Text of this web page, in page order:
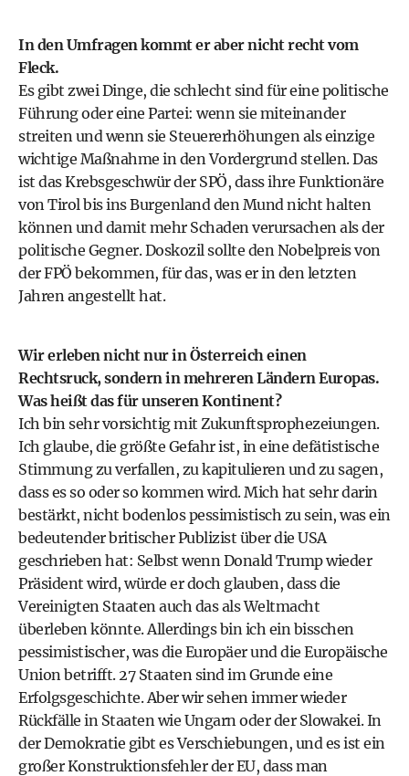
In den Umfragen kommt er aber nicht recht vom
Fleck.
Es gibt zwei Dinge, die schlecht sind für eine politische
Führung oder eine Partei: wenn sie miteinander
streiten und wenn sie Steuererhöhungen als einzige
wichtige Maßnahme in den Vordergrund stellen. Das
ist das Krebsgeschwür der SPÖ, dass ihre Funktionäre
von Tirol bis ins Burgenland den Mund nicht halten
können und damit mehr Schaden verursachen als der
politische Gegner. Doskozil sollte den Nobelpreis von
der FPÖ bekommen, für das, was er in den letzten
Jahren angestellt hat.
Wir erleben nicht nur in Österreich einen
Rechtsruck, sondern in mehreren Ländern Europas.
Was heißt das für unseren Kontinent?
Ich bin sehr vorsichtig mit Zukunftsprophezeiungen.
Ich glaube, die größte Gefahr ist, in eine defätistische
Stimmung zu verfallen, zu kapitulieren und zu sagen,
dass es so oder so kommen wird. Mich hat sehr darin
bestärkt, nicht bodenlos pessimistisch zu sein, was ein
bedeutender britischer Publizist über die USA
geschrieben hat: Selbst wenn Donald Trump wieder
Präsident wird, würde er doch glauben, dass die
Vereinigten Staaten auch das als Weltmacht
überleben könnte. Allerdings bin ich ein bisschen
pessimistischer, was die Europäer und die Europäische
Union betrifft. 27 Staaten sind im Grunde eine
Erfolgsgeschichte. Aber wir sehen immer wieder
Rückfälle in Staaten wie Ungarn oder der Slowakei. In
der Demokratie gibt es Verschiebungen, und es ist ein
großer Konstruktionsfehler der EU, dass man